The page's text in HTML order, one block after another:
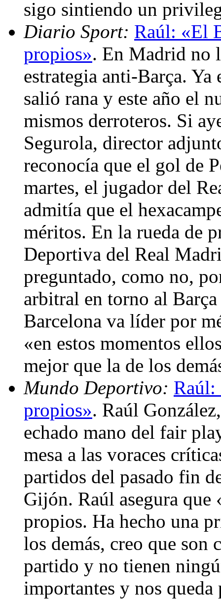
sigo sintiendo un
Diario Sport: Raúl: «El
propios». En Madrid no
estrategia anti-Barça.
salió rana y este año el
mismos derroteros. Si
Segurola, director
reconocía que el gol de
martes, el jugador del
admitía que el
méritos. En la rueda de
Deportiva del Real
preguntado, como no,
arbitral en torno al
Barcelona va líder por
«en estos momentos
mejor que la de los
Mundo Deportivo: Raúl:
propios». Raúl
echado mano del fair
mesa a las voraces
partidos del pasado fin
Gijón. Raúl asegura
propios. Ha hecho una
los demás, creo que son
partido y no tienen
importantes y nos